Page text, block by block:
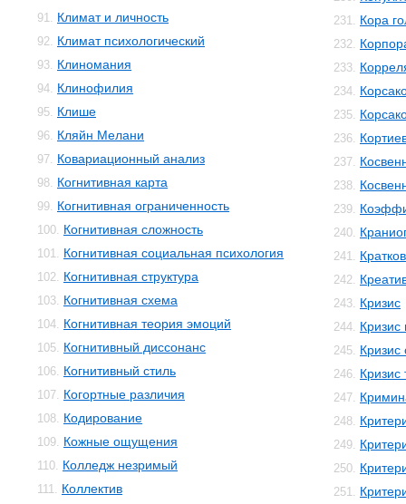
91. Климат и личность
92. Климат психологический
93. Клиномания
94. Клинофилия
95. Клише
96. Кляйн Мелани
97. Ковариационный анализ
98. Когнитивная карта
99. Когнитивная ограниченность
100. Когнитивная сложность
101. Когнитивная социальная психология
102. Когнитивная структура
103. Когнитивная схема
104. Когнитивная теория эмоций
105. Когнитивный диссонанс
106. Когнитивный стиль
107. Когортные различия
108. Кодирование
109. Кожные ощущения
110. Колледж незримый
111. Коллектив
231. Кора
232.
233.
234.
235.
236.
237.
238.
239.
240.
241.
242.
243. Кризис
244. Кризис
245. Кризис
246. Кризис
247.
248.
249.
250.
251.